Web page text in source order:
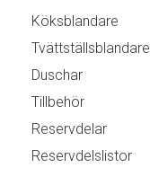
Köksblandare
Tvättställsblandare
Duschar
Tillbehör
Reservdelar
Reservdelslistor